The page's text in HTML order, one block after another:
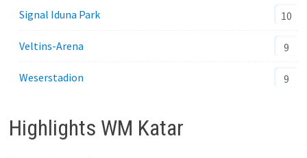
Signal Iduna Park 10
Veltins-Arena 9
Weserstadion 9
Highlights WM Katar